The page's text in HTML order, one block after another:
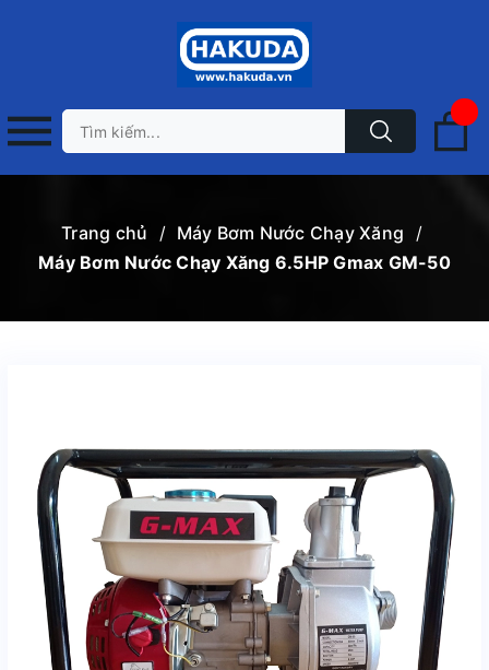
Trang chủ / Máy Bơm Nước Chạy Xăng
/
Máy Bơm Nước Chạy Xăng 6.5HP Gmax GM-50